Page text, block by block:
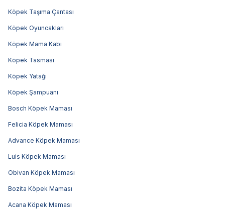
Köpek Taşıma Çantası
Köpek Oyuncakları
Köpek Mama Kabı
Köpek Tasması
Köpek Yatağı
Köpek Şampuanı
Bosch Köpek Maması
Felicia Köpek Maması
Advance Köpek Maması
Luis Köpek Maması
Obivan Köpek Maması
Bozita Köpek Maması
Acana Köpek Maması